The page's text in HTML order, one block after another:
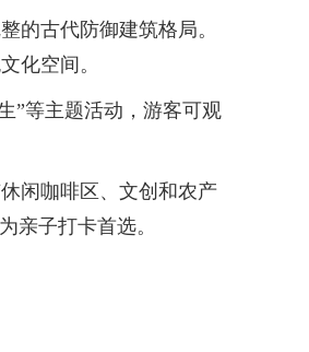
古代防御建筑格局。
化空间。
”等主题活动，游客可观
闲咖啡区、文创和农产
亲子打卡首选。